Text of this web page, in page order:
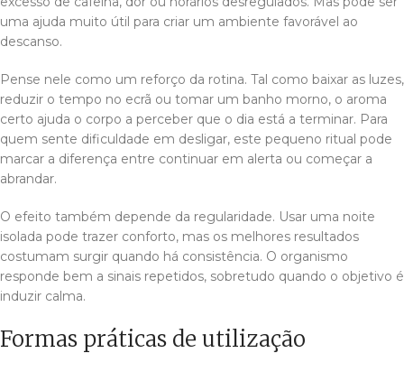
uma ajuda muito útil para criar um ambiente favorável ao
descanso.
Pense nele como um reforço da rotina. Tal como baixar as luzes,
reduzir o tempo no ecrã ou tomar um banho morno, o aroma
certo ajuda o corpo a perceber que o dia está a terminar. Para
quem sente dificuldade em desligar, este pequeno ritual pode
marcar a diferença entre continuar em alerta ou começar a
abrandar.
O efeito também depende da regularidade. Usar uma noite
isolada pode trazer conforto, mas os melhores resultados
costumam surgir quando há consistência. O organismo
responde bem a sinais repetidos, sobretudo quando o objetivo é
induzir calma.
Formas práticas de utilização